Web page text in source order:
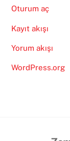
Oturum aç
Kayıt akışı
Yorum akışı
WordPress.org